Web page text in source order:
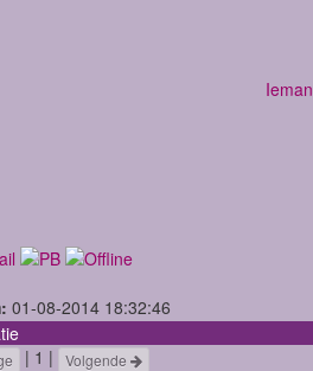
01-08-2014 18:32:46
| 1 | Volgende